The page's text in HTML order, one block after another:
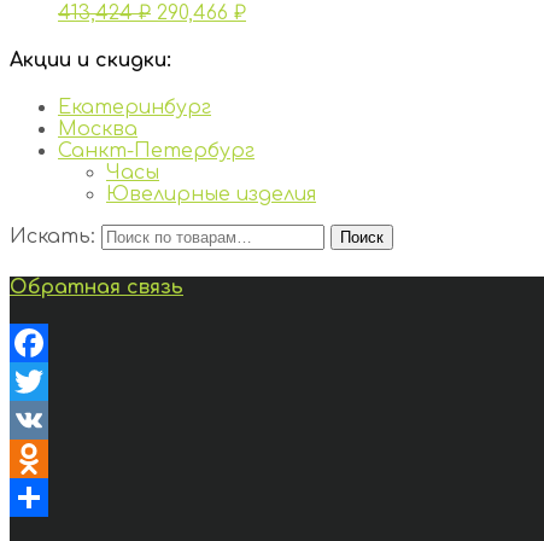
413,424₽ 290,466 ₽
Акции и скидки:
Екатеринбург
Москва
Санкт-Петербург
Часы
Ювелирные изделия
Искать:
Поиск
Обратная связь
Facebook
Twitter
VK
Odnoklassniki